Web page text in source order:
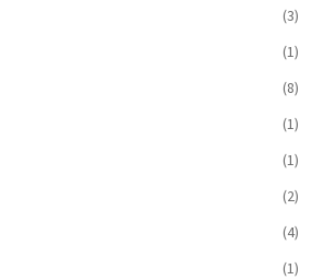
(3)
(1)
(8)
(1)
(1)
(2)
(4)
(1)